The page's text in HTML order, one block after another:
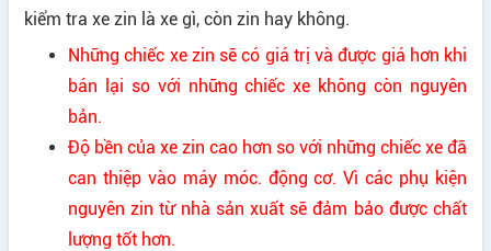
kiểm tra xe zin là xe gì, còn zin hay không.
Những chiếc xe zin sẽ có giá trị và được giá hơn khi
bán lại so với những chiếc xe không còn nguyên
bản.
Độ bền của xe zin cao hơn so với những chiếc xe đã
can thiệp vào máy móc. động cơ. Vì các phụ kiện
nguyên zin từ nhà sản xuất sẽ đảm bảo được chất
lượng tốt hơn.